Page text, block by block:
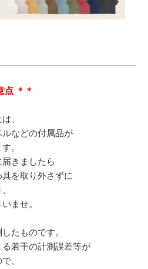
点 ＊＊
、
などの付属品が
。
きましたら
を取り外さずに
ませ。
たものです。
若干の計測誤差等が
、